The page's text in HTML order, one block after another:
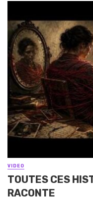
VIDEO
TOUTES CES
RACONTE